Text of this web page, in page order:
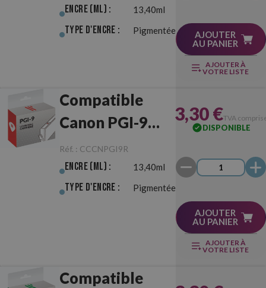
Encre (ml) : 13,40ml
Type d'Encre : Pigmentée
AJOUTER
AU PANIER
AJOUTER À
VOTRE LISTE
Compatible
Canon PGI-9
Rouge
Réf. : CCCNPGI9R
Encre (ml) : 13,40ml
Type d'Encre : Pigmentée
3,30 €TVA
DISPONIBLE
AJOUTER
AU PANIER
AJOUTER À
VOTRE LISTE
Compatible